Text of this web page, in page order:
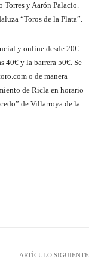
y Aarón Palacio.
“Toros de la Plata”.
y online desde 20€
40€ y la barrera 50€. Se
o de manera
de Ricla en horario
de Villarroya de la
ARTÍCULO SIGUIENTE